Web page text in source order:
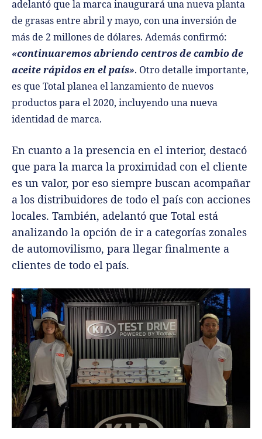
adelantó que la marca inaugurará una nueva planta
de grasas entre abril y mayo, con una inversión de
más de 2 millones de dólares. Además confirmó:
«continuaremos abriendo centros de cambio de
aceite rápidos en el país». Otro detalle importante,
es que Total planea el lanzamiento de nuevos
productos para el 2020, incluyendo una nueva
identidad de marca.
En cuanto a la presencia en el interior, destacó
que para la marca la proximidad con el cliente
es un valor, por eso siempre buscan acompañar
a los distribuidores de todo el país con acciones
locales. También, adelantó que Total está
analizando la opción de ir a categorías zonales
de automovilismo, para llegar finalmente a
clientes de todo el país.